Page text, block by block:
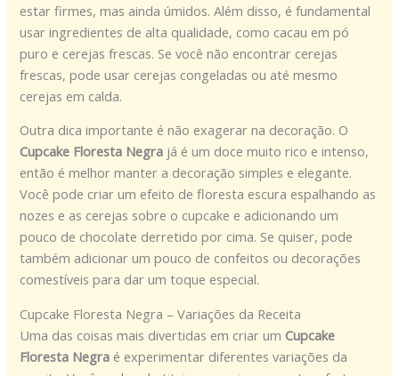
estar firmes, mas ainda úmidos. Além disso, é fundamental
usar ingredientes de alta qualidade, como cacau em pó
puro e cerejas frescas. Se você não encontrar cerejas
frescas, pode usar cerejas congeladas ou até mesmo
cerejas em calda.
Outra dica importante é não exagerar na decoração. O
Cupcake Floresta Negra já é um doce muito rico e intenso,
então é melhor manter a decoração simples e elegante.
Você pode criar um efeito de floresta escura espalhando as
nozes e as cerejas sobre o cupcake e adicionando um
pouco de chocolate derretido por cima. Se quiser, pode
também adicionar um pouco de confeitos ou decorações
comestíveis para dar um toque especial.
Cupcake Floresta Negra – Variações da Receita
Uma das coisas mais divertidas em criar um Cupcake
Floresta Negra é experimentar diferentes variações da